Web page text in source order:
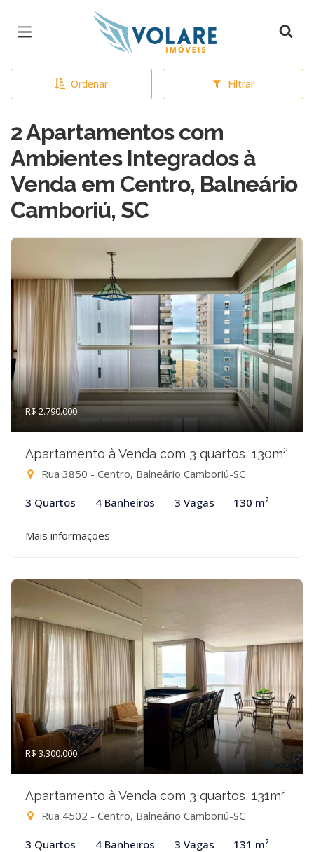
Página inicial
Ordenar Filtrar
2 Apartamentos com
Ambientes Integrados à
Venda em Centro, Balneário
Camboriú, SC
R$ 2.790.000
Apartamento à Venda com 3 quartos, 130m²
Rua 3850 - Centro, Balneário Camboriú-SC
3 Quartos 4 Banheiros 3 Vagas 130 m²
Mais informações
R$ 3.300.000
Apartamento à Venda com 3 quartos, 131m²
Rua 4502 - Centro, Balneário Camboriú-SC
3 Quartos 4 Banheiros 3 Vagas 131 m²